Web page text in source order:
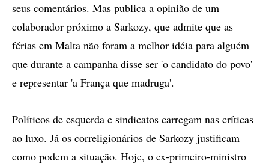
seus comentários. Mas publica a opinião de um
colaborador próximo a Sarkozy, que admite que as
férias em Malta não foram a melhor idéia para alguém
que durante a campanha disse ser 'o candidato do povo'
e representar 'a França que madruga'.
Políticos de esquerda e sindicatos carregam nas críticas
ao luxo. Já os correligionários de Sarkozy justificam
como podem a situação. Hoje, o ex-primeiro-ministro